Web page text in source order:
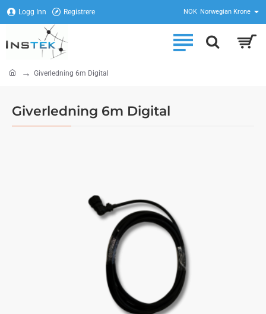
Logg Inn Registrere NOK Norwegian Krone
Giverledning 6m Digital
home Giverledning 6m Digital